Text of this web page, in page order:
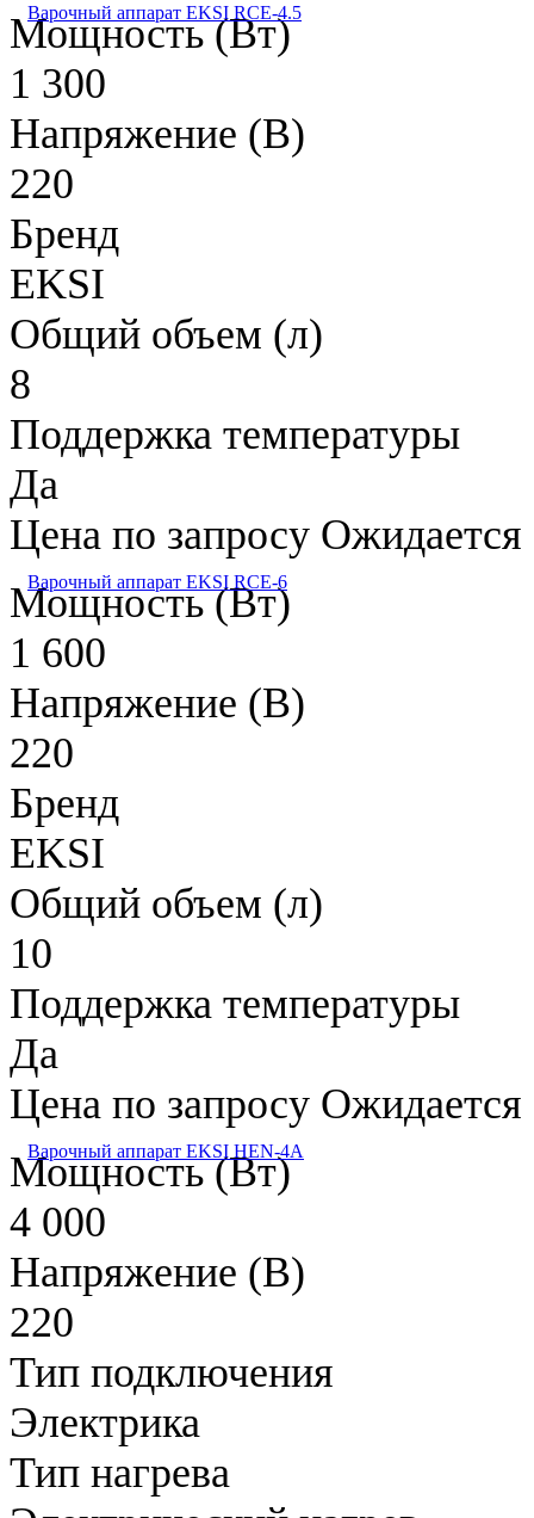
Варочный аппарат EKSI RCE-4.5
Мощность (Вт)
1 300
Напряжение (В)
220
Бренд
EKSI
Общий объем (л)
8
Поддержка температуры
Да
Цена по запросу Ожидается
Варочный аппарат EKSI RCE-6
Мощность (Вт)
1 600
Напряжение (В)
220
Бренд
EKSI
Общий объем (л)
10
Поддержка температуры
Да
Цена по запросу Ожидается
Варочный аппарат EKSI HEN-4A
Мощность (Вт)
4 000
Напряжение (В)
220
Тип подключения
Электрика
Тип нагрева